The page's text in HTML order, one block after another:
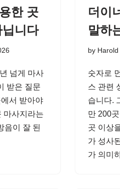
한 곳
니다
넘게 마사
받은 질문
서 받아야
마사지라는
음이 잘 된
더이
말하
by
숫자로
스 관련
습니다.
만 200
곳 이상
가 성사
가 의미